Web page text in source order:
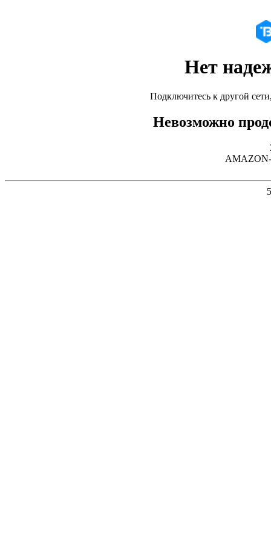
Нет
Подключитесь к другой
Невозможно
AMAZON-